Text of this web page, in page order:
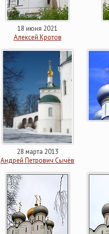
18 июня 2021
Алексей Кротов
28 марта 2013
Андрей Петрович Сычёв